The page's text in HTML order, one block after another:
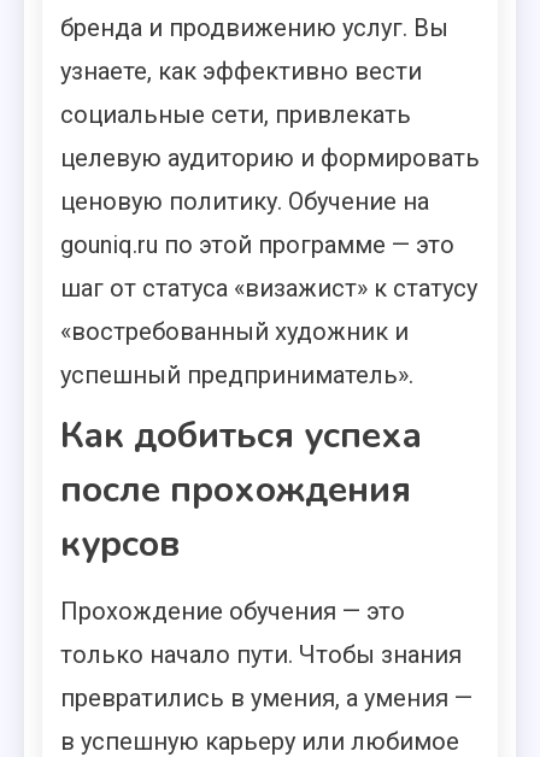
бренда и продвижению услуг. Вы
узнаете, как эффективно вести
социальные сети, привлекать
целевую аудиторию и формировать
ценовую политику. Обучение на
gouniq.ru по этой программе — это
шаг от статуса «визажист» к статусу
«востребованный художник и
успешный предприниматель».
Как добиться успеха
после прохождения
курсов
Прохождение обучения — это
только начало пути. Чтобы знания
превратились в умения, а умения —
в успешную карьеру или любимое